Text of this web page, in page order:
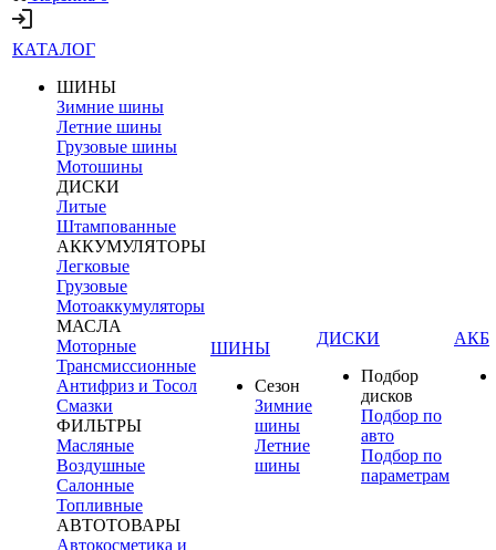
КАТАЛОГ
ШИНЫ
Зимние шины
Летние шины
Грузовые шины
Мотошины
ДИСКИ
Литые
Штампованные
АККУМУЛЯТОРЫ
Легковые
Грузовые
Мотоаккумуляторы
МАСЛА
Моторные
Трансмиссионные
Антифриз и Тосол
Смазки
ФИЛЬТРЫ
Масляные
Воздушные
Салонные
Топливные
АВТОТОВАРЫ
Автокосметика и
ШИНЫ
Сезон
Зимние
шины
Летние
шины
ДИСКИ
Подбор
дисков
Подбор по
авто
Подбор по
параметрам
АКБ